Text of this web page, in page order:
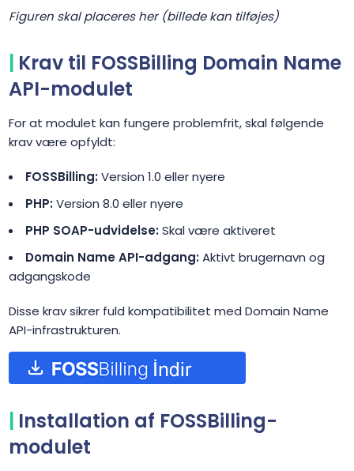
Figuren skal placeres her (billede kan tilføjes)
Krav til FOSSBilling Domain Name
API-modulet
For at modulet kan fungere problemfrit, skal følgende
krav være opfyldt:
FOSSBilling:Version 1.0 eller nyere
PHP:Version 8.0 eller nyere
PHP SOAP-udvidelse:Skal være aktiveret
Domain Name API-adgang:Aktivt brugernavn og
adgangskode
Disse krav sikrer fuld kompatibilitet med Domain Name
API-infrastrukturen.
Installation af FOSSBilling-
modulet